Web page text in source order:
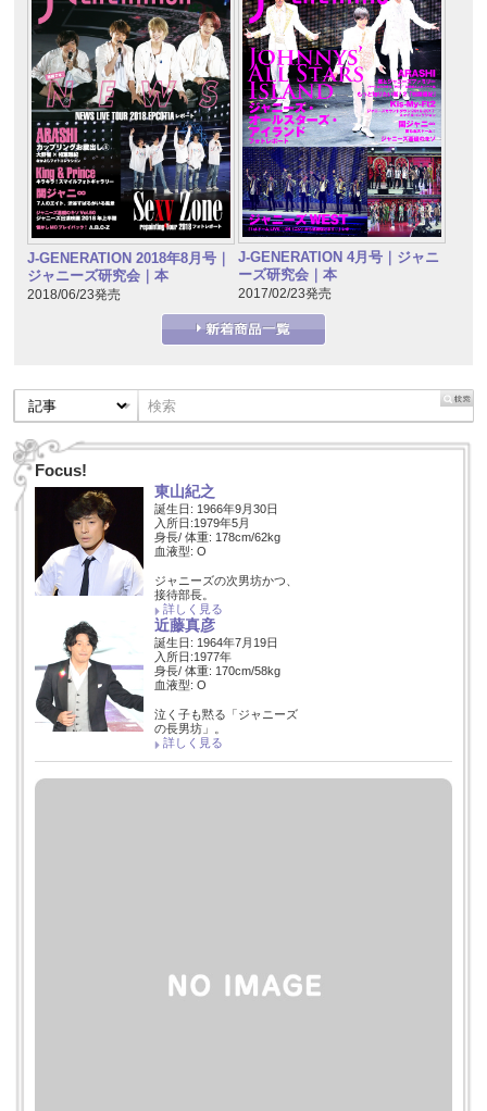
J-GENERATION 2018年8月号｜
ジャニーズ研究会｜本
2018/06/23発売
J-GENERATION 4月号｜ジャニ
ーズ研究会｜本
2017/02/23発売
Focus!
東山紀之
誕生日: 1966年9月30日
入所日:1979年5月
身長/ 体重: 178cm/62kg
血液型: O
ジャニーズの次男坊かつ、
接待部長。
詳しく見る
近藤真彦
誕生日: 1964年7月19日
入所日:1977年
身長/ 体重: 170cm/58kg
血液型: O
泣く子も黙る「ジャニーズ
の長男坊」。
詳しく見る